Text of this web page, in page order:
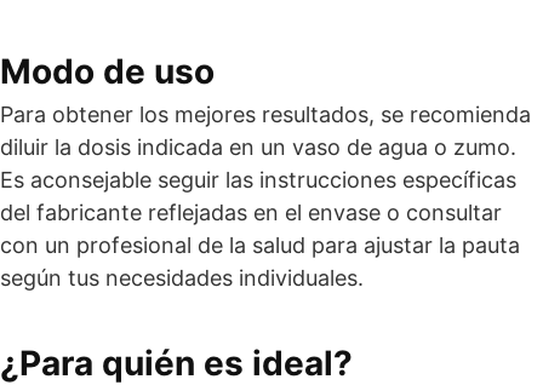
Modo de uso
Para obtener los mejores resultados, se recomienda
diluir la dosis indicada en un vaso de agua o zumo.
Es aconsejable seguir las instrucciones específicas
del fabricante reflejadas en el envase o consultar
con un profesional de la salud para ajustar la pauta
según tus necesidades individuales.
¿Para quién es ideal?